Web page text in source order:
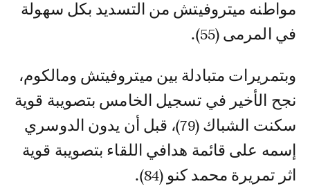
مواطنه ميتروفيتش من التسديد بكل سهولة
في المرمى (55).
وبتمريرات متبادلة بين ميتروفيتش ومالكوم،
نجح الأخير في تسجيل الخامس بتصويبة قوية
سكنت الشباك (79)، قبل أن يدون الدوسري
إسمه على قائمة هدافي اللقاء بتصويبة قوية
اثر تمريرة محمد كنو (84).